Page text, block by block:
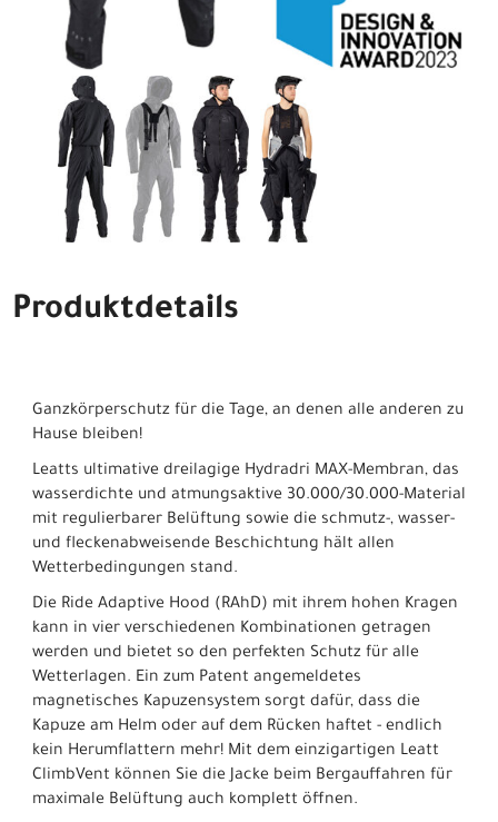
Produktdetails
Ganzkörperschutz für die Tage, an denen alle anderen zu
Hause bleiben!
Leatts ultimative dreilagige Hydradri MAX-Membran, das
wasserdichte und atmungsaktive 30.000/30.000-Material
mit regulierbarer Belüftung sowie die schmutz-, wasser-
und fleckenabweisende Beschichtung hält allen
Wetterbedingungen stand.
Die Ride Adaptive Hood (RAhD) mit ihrem hohen Kragen
kann in vier verschiedenen Kombinationen getragen
werden und bietet so den perfekten Schutz für alle
Wetterlagen. Ein zum Patent angemeldetes
magnetisches Kapuzensystem sorgt dafür, dass die
Kapuze am Helm oder auf dem Rücken haftet - endlich
kein Herumflattern mehr! Mit dem einzigartigen Leatt
ClimbVent können Sie die Jacke beim Bergauffahren für
maximale Belüftung auch komplett öffnen.